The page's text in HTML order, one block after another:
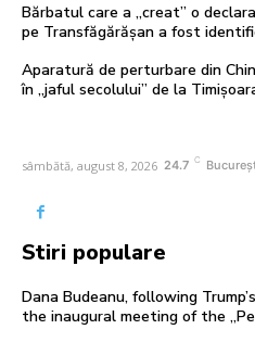
Bărbatul care a „creat” o
pe Transfăgărășan a fost
Aparatură de perturbare din
în „jaful secolului” de la
sâmbătă, august 8, 2026 24.7 C
Stiri populare
Dana Budeanu, following
the inaugural meeting of the